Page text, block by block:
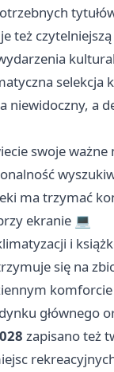
też
selekcja
niewidoczny, a
swoje ważne
ma trzymać
ekranie 💻
i
się na
głównego
zapisano też